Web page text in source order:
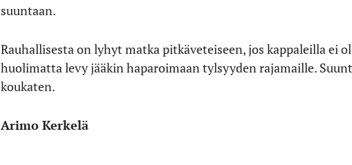
suuntaan.
Rauhallisesta on lyhyt matka pitkäveteiseen, jos kappaleilla ei
huolimatta levy jääkin haparoimaan tylsyyden rajamaille.
koukaten.
Arimo Kerkelä